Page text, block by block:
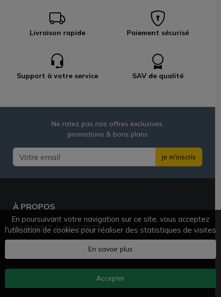
Livraison rapide Paiement sécurisé
Support à votre service SAV de qualité
Ne ratez pas nos offres exclusives,
promotions & bons plans
je m'inscris
À PROPOS
PAIEMENT & SÉCURITÉ
© 2025 - 2026 Tous droits réservés
En poursuivant votre navigation sur ce site, vous acceptez
l'utilisation de cookies pour réaliser des statistiques de visites
En savoir plus
Accepter